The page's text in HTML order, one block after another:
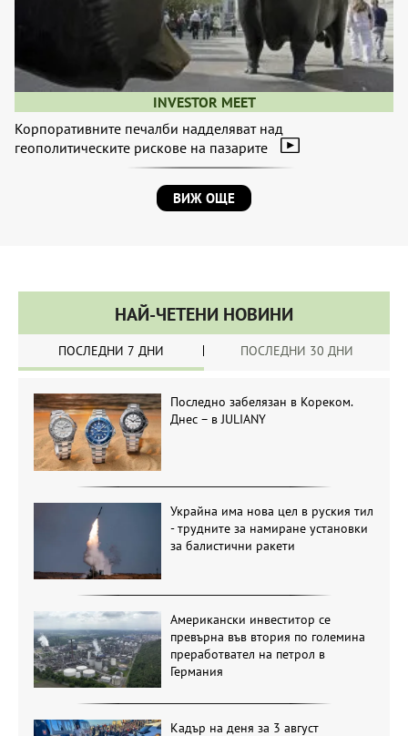
INVESTOR MEET
Корпоративните печалби надделяват над
геополитическите рискове на пазарите
ВИЖ ОЩЕ
НАЙ-ЧЕТЕНИ НОВИНИ
ПОСЛЕДНИ 7 ДНИ ПОСЛЕДНИ 30 ДНИ
Последно забелязан в Кореком.
Днес – в JULIANY
Украйна има нова цел в руския тил
- трудните за намиране установки
за балистични ракети
Американски инвеститор се
превърна във втория по големина
преработвател на петрол в
Германия
Кадър на деня за 3 август